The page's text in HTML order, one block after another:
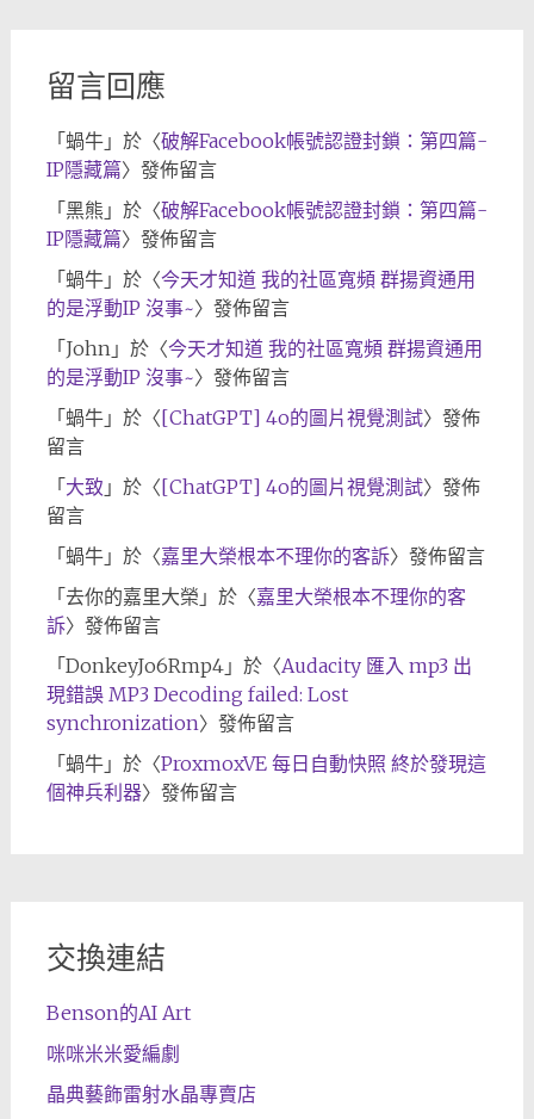
留言回應
「 蝸牛」於〈破解Facebook帳號認證封鎖：第四篇-
IP隱藏篇〉發佈留言
「 黑熊 」於〈破解Facebook帳號認證封鎖：第四篇-
IP隱藏篇〉發佈留言
「 蝸牛」於〈今天才知道 我的社區寬頻 群揚資通用
的是浮動IP 沒事~〉發佈留言
「 John」於〈今天才知道 我的社區寬頻 群揚資通用
的是浮動IP 沒事~〉發佈留言
「 蝸牛」於〈[ChatGPT] 4o的圖片視覺測試〉發佈
留言
「 大致 」於〈[ChatGPT] 4o的圖片視覺測試〉發佈
留言
「 蝸牛」於〈嘉里大榮根本不理你的客訴〉發佈留言
「 去你的嘉里大榮 」於〈嘉里大榮根本不理你的客
訴〉發佈留言
「 DonkeyJo6Rmp4」於〈Audacity 匯入 mp3 出
現錯誤 MP3 Decoding failed: Lost
synchronization〉發佈留言
「 蝸牛」於〈ProxmoxVE 每日自動快照 終於發現這
個神兵利器〉發佈留言
交換連結
Benson的AI Art
咪咪米米愛編劇
晶典藝飾雷射水晶專賣店